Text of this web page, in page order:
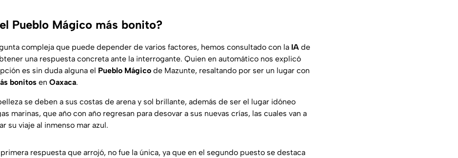
Pueblo Mágico más bonito?
compleja que puede depender de varios factores, hemos consultado con la IA de
una respuesta concreta ante la interrogante. Quien en automático nos explicó
es sin duda alguna el Pueblo Mágico de Mazunte, resaltando por ser un lugar con
bonitos en Oaxaca.
se deben a sus costas de arena y sol brillante, además de ser el lugar idóneo
marinas, que año con año regresan para desovar a sus nuevas crías, las cuales van a
su viaje al inmenso mar azul.
respuesta que arrojó, no fue la única, ya que en el segundo puesto se destaca